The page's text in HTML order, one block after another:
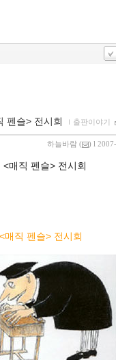
펜슬> 전시회 ｌ 출판이야기
하늘바람 ( ) l
매직 펜슬> 전시회
매직 펜슬> 전시회